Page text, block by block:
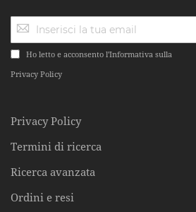
Ho letto e acconsento l'Informativa sulla
Privacy Policy
Privacy Policy
Termini di ricerca
Ricerca avanzata
Ordini e resi